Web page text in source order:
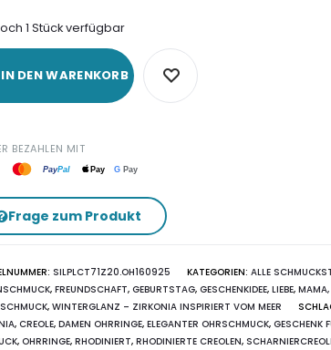
1 Stück verfügbar
IN DEN WARENKORB
BEZAHLEN MIT
PayPal Pay GPay
Frage zum Produkt
SILPLCT71Z20.OH160925 KATEGORIEN: ALLE
, FREUNDSCHAFT, GEBURTSTAG, GESCHENKIDEE, LIEBE, MAMA,
, WINTERGLANZ – ZIRKONIA INSPIRIERT VOM MEER
, CREOLE, DAMEN OHRRINGE, ELEGANTER OHRSCHMUCK, GESCHENK
, OHRRINGE, RHODINIERT, RHODINIERTE CREOLEN,